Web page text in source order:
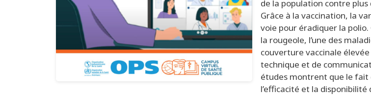
de la population contre
Grâce à la vaccination, la
voie pour éradiquer la
la rougeole, l’une des
couverture vaccinale
technique et de
études montrent que le fait
l’efficacité et la